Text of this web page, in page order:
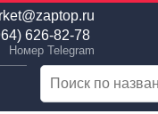
626-82-78
Номер Telegram